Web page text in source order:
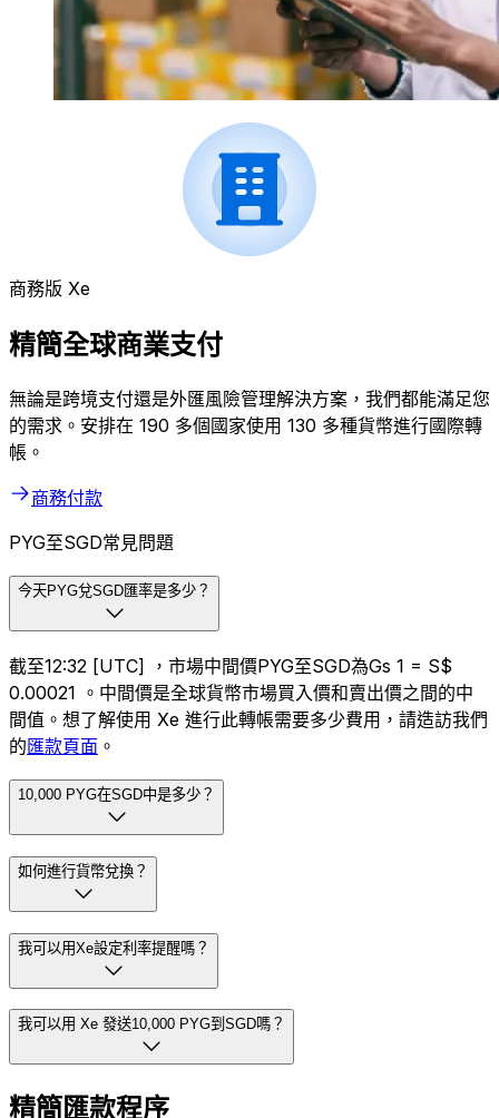
商務版 Xe
精簡全球商業支付
無論是跨境支付還是外匯風險管理解決方案，我們都能滿足您
的需求。安排在 190 多個國家使用 130 多種貨幣進行國際轉
帳。
商務付款
PYG至SGD常見問題
今天PYG兌SGD匯率是多少？
截至12:32 [UTC] ，市場中間價PYG至SGD為Gs 1 = S$
0.00021 。中間價是全球貨幣市場買入價和賣出價之間的中
間值。想了解使用 Xe 進行此轉帳需要多少費用，請造訪我們
的匯款頁面 。
10,000 PYG在SGD中是多少？
如何進行貨幣兌換？
我可以用Xe設定利率提醒嗎？
我可以用 Xe 發送10,000 PYG到SGD嗎？
精簡匯款程序